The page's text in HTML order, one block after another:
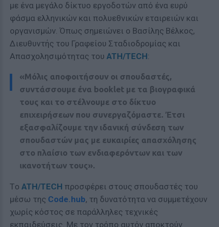
με ένα μεγάλο δίκτυο εργοδοτών από ένα ευρύ
φάσμα ελληνικών και πολυεθνικών εταιρειών και
οργανισμών. Όπως σημειώνει ο Βασίλης Βέλκος,
Διευθυντής του Γραφείου Σταδιοδρομίας και
Απασχολησιμότητας του ATH/TECH:
«Μόλις αποφοιτήσουν οι σπουδαστές,
συντάσσουμε ένα booklet με τα βιογραφικά
τους και το στέλνουμε στο δίκτυο
επιχειρήσεων που συνεργαζόμαστε. Έτσι
εξασφαλίζουμε την ιδανική σύνδεση των
σπουδαστών μας με ευκαιρίες απασχόλησης
στο πλαίσιο των ενδιαφερόντων και των
ικανοτήτων τους».
Tο ATH/TECH προσφέρει στους σπουδαστές του
μέσω της Code.hub, τη δυνατότητα να συμμετέχουν
χωρίς κόστος σε παράλληλες τεχνικές
εκπαιδεύσεις. Με τον τρόπο αυτόν αποκτούν